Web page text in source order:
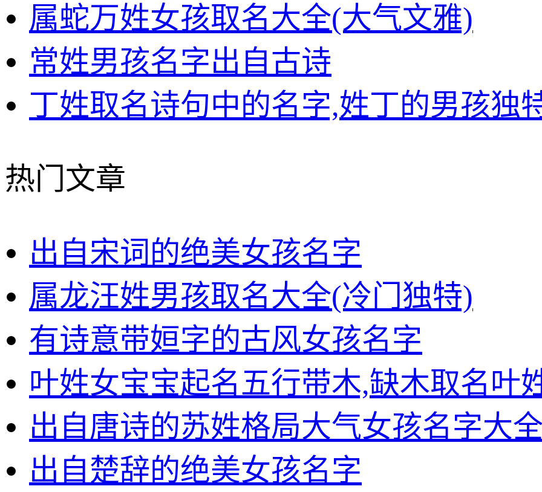
属蛇万姓女孩取名大全(大气文雅)
常姓男孩名字出自古诗
丁姓取名诗句中的名字,姓丁的男孩独
热门文章
出自宋词的绝美女孩名字
属龙汪姓男孩取名大全(冷门独特)
有诗意带姮字的古风女孩名字
叶姓女宝宝起名五行带木,缺木取名叶
出自唐诗的苏姓格局大气女孩名字大
出自楚辞的绝美女孩名字